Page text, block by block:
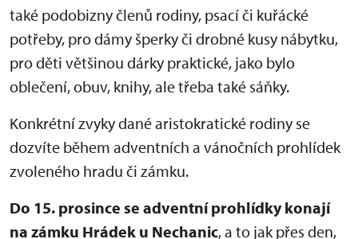
také podobizny členů rodiny, psací či kuřácké
potřeby, pro dámy šperky či drobné kusy nábytku,
pro děti většinou dárky praktické, jako bylo
oblečení, obuv, knihy, ale třeba také sáňky.
Konkrétní zvyky dané aristokratické rodiny se
dozvíte během adventních a vánočních prohlídek
zvoleného hradu či zámku.
Do 15. prosince se adventní prohlídky konají
na zámku Hrádek u Nechanic, a to jak přes den,